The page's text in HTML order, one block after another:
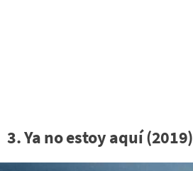
3. Ya no estoy aquí (2019)